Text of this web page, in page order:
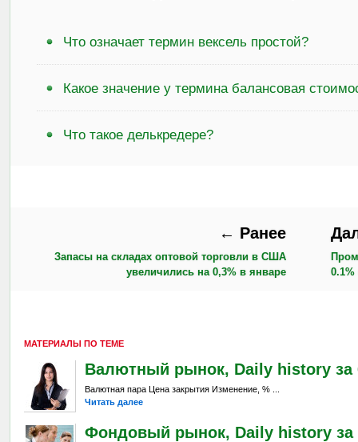
Что означает термин вексель простой?
Какое значение у термина балансовая
Что такое делькредере?
← Ранее
Запасы на складах оптовой торговли в США
увеличились на 0,3% в январе
МАТЕРИАЛЫ ПО ТЕМЕ
Валютный рынок, Daily history за
Валютная пара Цена закрытия Изменение, % ...
Читать далее
Фондовый рынок, Daily history за